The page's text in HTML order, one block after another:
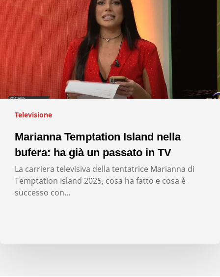
Televisione
Marianna Temptation Island nella
bufera: ha già un passato in TV
La carriera televisiva della tentatrice Marianna di
Temptation Island 2025, cosa ha fatto e cosa è
successo con…